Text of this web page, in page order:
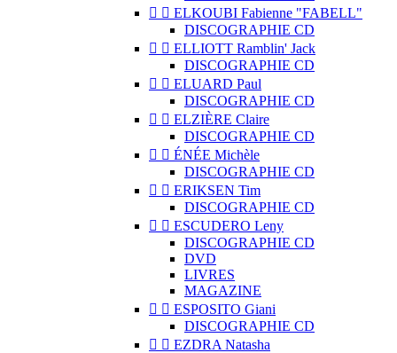
  ELKOUBI Fabienne "FABELL"
DISCOGRAPHIE CD
  ELLIOTT Ramblin' Jack
DISCOGRAPHIE CD
  ELUARD Paul
DISCOGRAPHIE CD
  ELZIÈRE Claire
DISCOGRAPHIE CD
  ÉNÉE Michèle
DISCOGRAPHIE CD
  ERIKSEN Tim
DISCOGRAPHIE CD
  ESCUDERO Leny
DISCOGRAPHIE CD
DVD
LIVRES
MAGAZINE
  ESPOSITO Giani
DISCOGRAPHIE CD
  EZDRA Natasha